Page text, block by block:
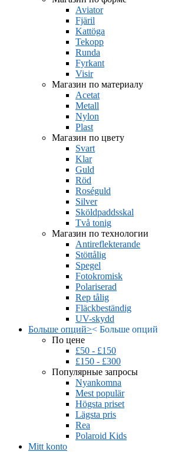
Aviator
Fjäril
Kattöga
Tekopp
Runda
Fyrkant
Visir
Магазин по материалу
Acetat
Metall
Nylon
Plast
Магазин по цвету
Svart
Klar
Guld
Röd
Roséguld
Silver
Sköldpaddsskal
Två tonig
Магазин по технологии
Antireflekterande
Stöttålig
Spegel
Fotokromisk
Polariserad
Rep tålig
Fläckbeständig
UV-skydd
Больше опций>< Больше опций
По цене
£50 - £150
£150 - £300
Популярные запросы
Nyankomna
Mest populär
Högsta priset
Lägsta pris
Rea
Polaroid Kids
Mitt konto